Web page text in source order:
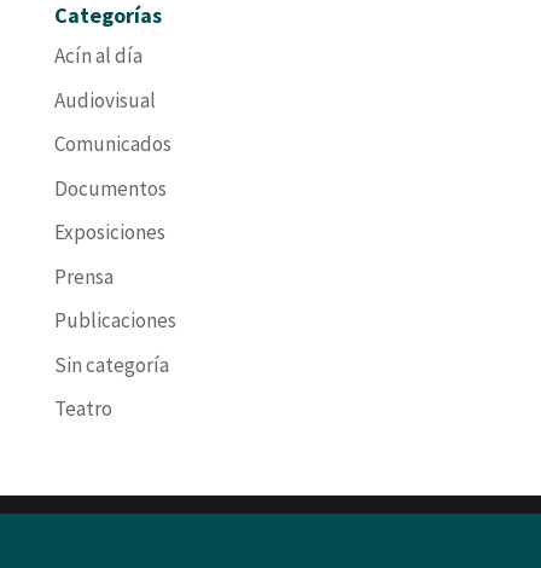
Categorías
Acín al día
Audiovisual
Comunicados
Documentos
Exposiciones
Prensa
Publicaciones
Sin categoría
Teatro